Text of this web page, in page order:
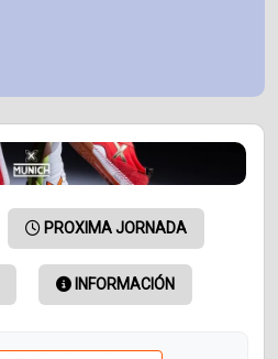
PROXIMA JORNADA
INFORMACIÓN